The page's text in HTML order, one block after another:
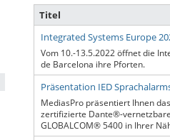
Titel
Integrated Systems Europe
Vom 10.-13.5.2022 öffnet die
de Barcelona ihre Pforten.
Präsentation IED
MediasPro präsentiert Ihnen
zertifizierte Dante®-
GLOBALCOM® 5400 in Ihrer